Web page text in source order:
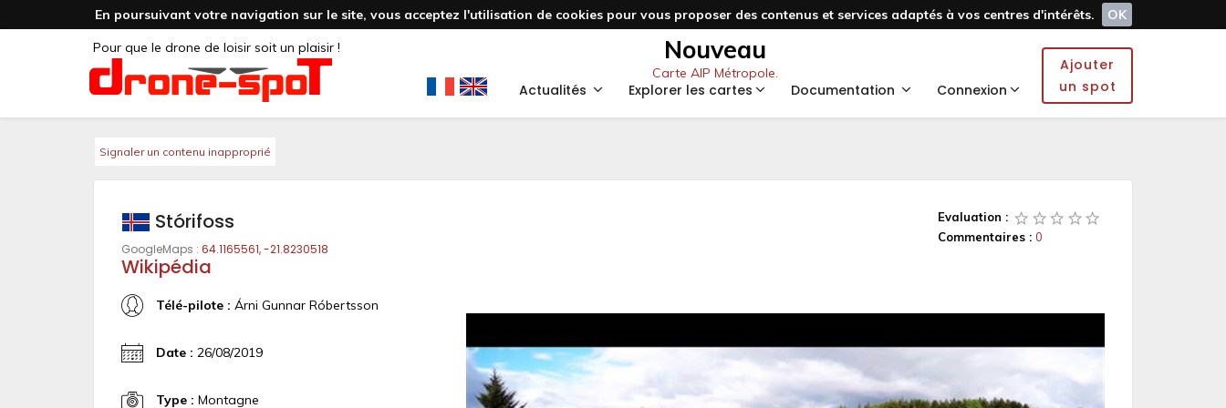
En poursuivant votre navigation sur le site, vous acceptez l'utilisation de cookies pour vous proposer des contenus et services adaptés à vos centres d'intérêts.
OK
Pour que le drone de loisir soit un plaisir !
Nouveau
Carte AIP Métropole.
Actualités Explorer les cartes Documentation Connexion
Ajouter
un spot
Signaler un contenu inapproprié
Evaluation :
Commentaires : 0
Stórifoss
GoogleMaps : 64.1165561, -21.8230518
Wikipédia
Télé-pilote : Árni Gunnar Róbertsson
Date : 26/08/2019
Type : Montagne